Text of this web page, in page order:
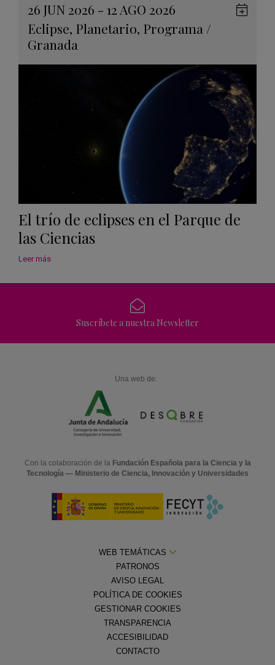
26 JUN 2026 - 12 AGO 2026
Eclipse, Planetario, Programa /
Granada
El trío de eclipses en el Parque de
las Ciencias
Leer más
Suscríbete a nuestra Newsletter
Una web de:
Con la colaboración de la Fundación Española para la Ciencia y la
Tecnología — Ministerio de Ciencia, Innovación y Universidades
WEB TEMÁTICAS
PATRONOS
AVISO LEGAL
POLÍTICA DE COOKIES
GESTIONAR COOKIES
TRANSPARENCIA
ACCESIBILIDAD
CONTACTO